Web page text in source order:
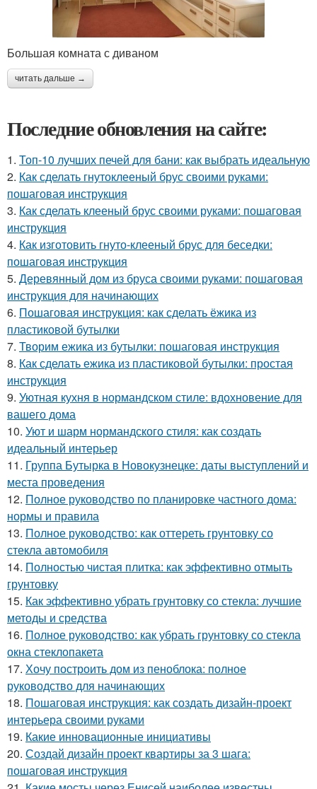
Большая комната с диваном
читать дальше →
Последние обновления на сайте:
1. Топ-10 лучших печей для бани: как выбрать идеальную
2. Как сделать гнутоклееный брус своими руками:
пошаговая инструкция
3. Как сделать клееный брус своими руками: пошаговая
инструкция
4. Как изготовить гнуто-клееный брус для беседки:
пошаговая инструкция
5. Деревянный дом из бруса своими руками: пошаговая
инструкция для начинающих
6. Пошаговая инструкция: как сделать ёжика из
пластиковой бутылки
7. Творим ежика из бутылки: пошаговая инструкция
8. Как сделать ежика из пластиковой бутылки: простая
инструкция
9. Уютная кухня в нормандском стиле: вдохновение для
вашего дома
10. Уют и шарм нормандского стиля: как создать
идеальный интерьер
11. Группа Бутырка в Новокузнецке: даты выступлений и
места проведения
12. Полное руководство по планировке частного дома:
нормы и правила
13. Полное руководство: как оттереть грунтовку со
стекла автомобиля
14. Полностью чистая плитка: как эффективно отмыть
грунтовку
15. Как эффективно убрать грунтовку со стекла: лучшие
методы и средства
16. Полное руководство: как убрать грунтовку со стекла
окна стеклопакета
17. Хочу построить дом из пеноблока: полное
руководство для начинающих
18. Пошаговая инструкция: как создать дизайн-проект
интерьера своими руками
19. Какие инновационные инициативы
20. Создай дизайн проект квартиры за 3 шага:
пошаговая инструкция